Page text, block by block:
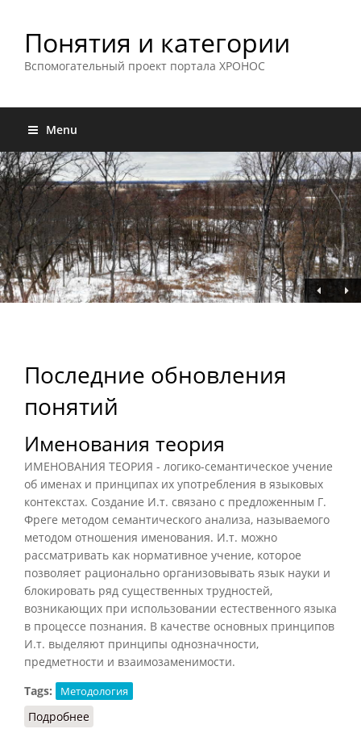
Понятия и категории
Вспомогательный проект портала ХРОНОС
Menu
Последние обновления
понятий
Именования теория
ИМЕНОВАНИЯ ТЕОРИЯ - логико-семантическое учение
об именах и принципах их употребления в языковых
контекстах. Создание И.т. связано с предложенным Г.
Фреге методом семантического анализа, называемого
методом отношения именования. И.т. можно
рассматривать как нормативное учение, которое
позволяет рационально организовывать язык науки и
блокировать ряд существенных трудностей,
возникающих при использовании естественного языка
в процессе познания. В качестве основных принципов
И.т. выделяют принципы однозначности,
предметности и взаимозаменимости.
Tags:
Методология
Подробнее